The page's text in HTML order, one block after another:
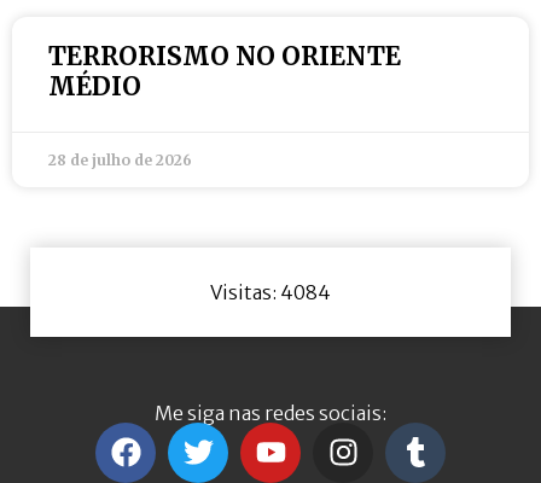
TERRORISMO NO ORIENTE
MÉDIO
28 de julho de 2026
Visitas: 4084
Me siga nas redes sociais: